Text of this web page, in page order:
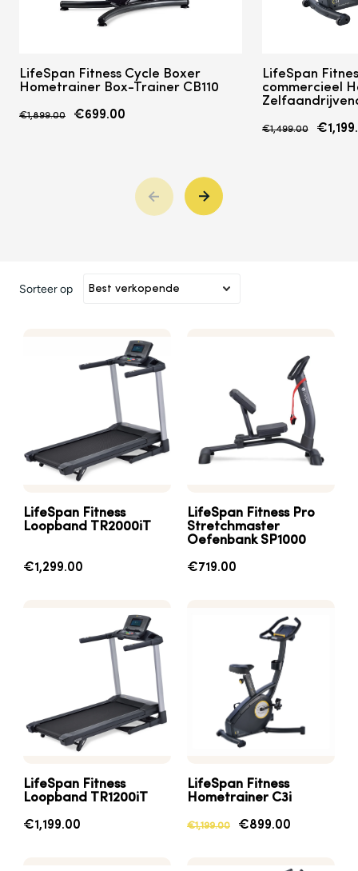
LifeSpan Fitness Cycle Boxer
Hometrainer Box-Trainer CB110
€1,899.00 €699.00
LifeSpan
commercieel
€1,499.00
Sorteer op
LifeSpan Fitness
Loopband TR2000iT
€1,299.00
LifeSpan Fitness Pro
Stretchmaster
Oefenbank SP1000
€719.00
LifeSpan Fitness
Loopband TR1200iT
€1,199.00
LifeSpan Fitness
Hometrainer C3i
€1,199.00 €899.00